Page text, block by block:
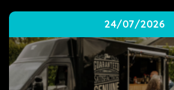
24/07/2026